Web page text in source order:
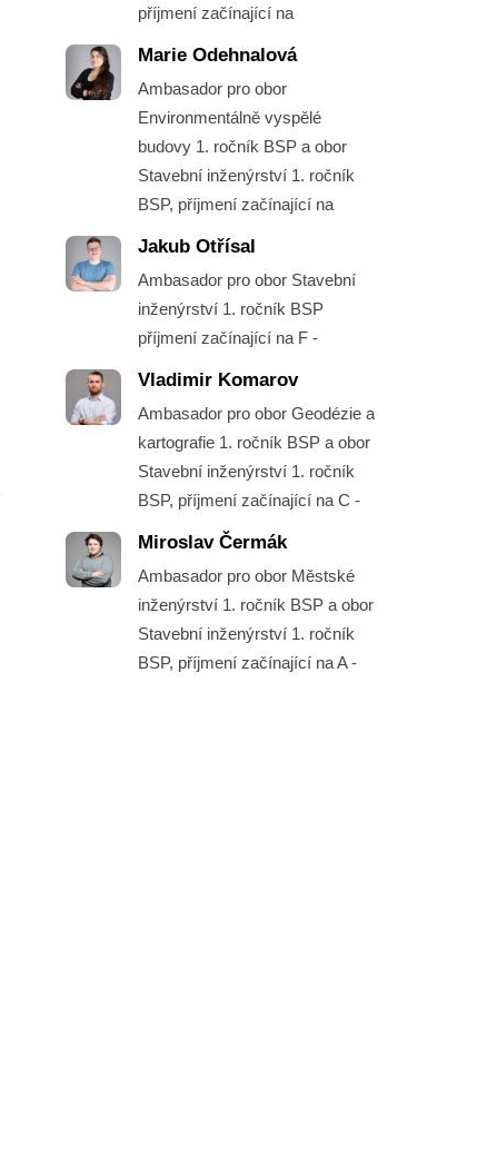
příjmení začínající na
Marie Odehnalová
Ambasador pro obor
Environmentálně vyspělé
budovy 1. ročník BSP a obor
Stavební inženýrství 1. ročník
BSP, příjmení začínající na
Jakub Otřísal
Ambasador pro obor Stavební
inženýrství 1. ročník BSP
příjmení začínající na F -
Vladimir Komarov
Ambasador pro obor Geodézie a
kartografie 1. ročník BSP a obor
Stavební inženýrství 1. ročník
BSP, příjmení začínající na C -
Miroslav Čermák
Ambasador pro obor Městské
inženýrství 1. ročník BSP a obor
Stavební inženýrství 1. ročník
BSP, příjmení začínající na A -